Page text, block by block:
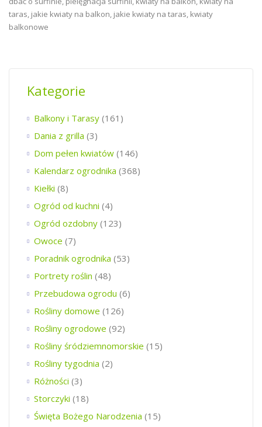
Kategorie
Balkony i Tarasy (161)
Dania z grilla (3)
Dom pełen kwiatów (146)
Kalendarz ogrodnika (368)
Kiełki (8)
Ogród od kuchni (4)
Ogród ozdobny (123)
Owoce (7)
Poradnik ogrodnika (53)
Portrety roślin (48)
Przebudowa ogrodu (6)
Rośliny domowe (126)
Rośliny ogrodowe (92)
Rośliny śródziemnomorskie (15)
Rośliny tygodnia (2)
Różności (3)
Storczyki (18)
Święta Bożego Narodzenia (15)